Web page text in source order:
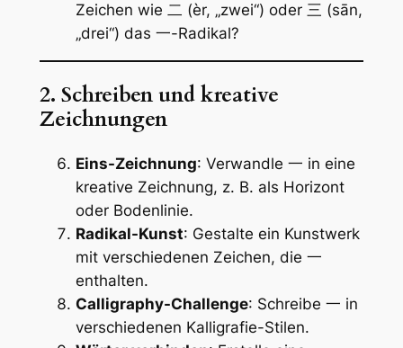
Zeichen wie 二 (èr, „zwei“) oder 三 (sān,
„drei“) das 一-Radikal?
2. Schreiben und kreative
Zeichnungen
Eins-Zeichnung: Verwandle 一 in eine
kreative Zeichnung, z. B. als Horizont
oder Bodenlinie.
Radikal-Kunst: Gestalte ein Kunstwerk
mit verschiedenen Zeichen, die 一
enthalten.
Calligraphy-Challenge: Schreibe 一 in
verschiedenen Kalligrafie-Stilen.